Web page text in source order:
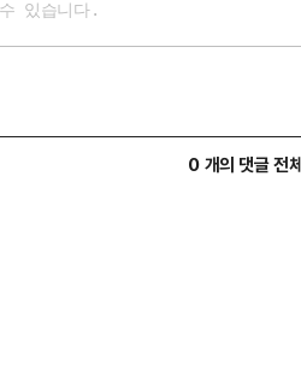
0 개의 댓글 전